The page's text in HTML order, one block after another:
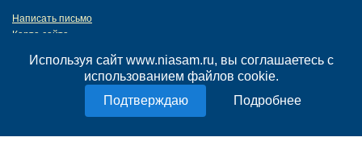
Используя сайт www.niasam.ru, вы соглашаетесь с
использованием файлов cookie.
Подробнее
Написать письмо
Карта сайта
Политика конфиденциальности
Согласие на обработку персональных данных